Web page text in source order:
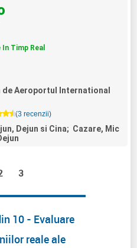
Timp Real
de Aeroportul International
(3 recenzii)
Dejun si Cina; Cazare, Mic
3
10 - Evaluare
reale ale